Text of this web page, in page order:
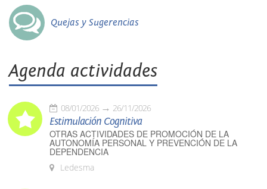
Quejas y Sugerencias
Agenda actividades
08/01/2026 26/11/2026
Estimulación Cognitiva
OTRAS ACTIVIDADES DE PROMOCIÓN DE LA
AUTONOMÍA PERSONAL Y PREVENCIÓN DE LA
DEPENDENCIA
Ledesma